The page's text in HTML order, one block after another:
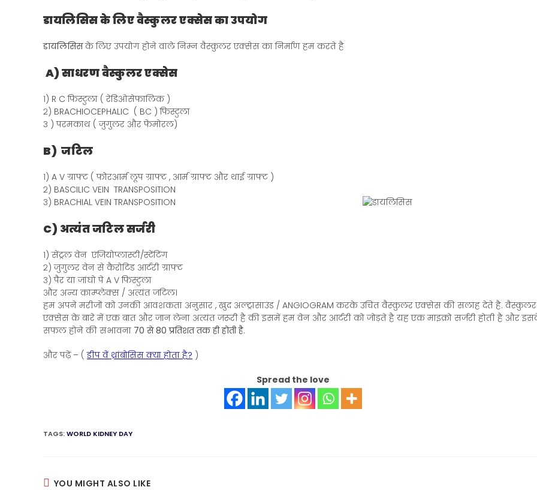
डायलिसिस के लिए वैस्कुलर एक्सेस का उपयोग
डायलिसिसके लिए उपयोग होने वाले निम्न वैस्कुलर एक्सेस का निर्माण हम करते है
A) साधरण वैस्कुलर एक्सेस
१) R C फिस्टुला ( रेडिओसेफालिक )
२) BRACHIOCEPHALIC ( BC ) फिस्टुला
३ ) परमकाथ ( जुगुलर और फेमोरल)
B) जटिल
१) A V ग्राफ्ट ( फोरआर्म लूप ग्राफ्ट , आर्म ग्राफ्ट और थाई ग्राफ्ट )
२) BASCILIC VEIN TRANSPOSITION
३) BRACHIAL VEIN TRANSPOSITION
C) अत्यंत जटिल सर्जरी
१) सेंट्रल वेन एंजियोप्लास्टी/स्टेंटिंग
२) जुगुलर वेन से कैरोटिड आर्टरी ग्राफ्ट
३) पैर या जांघो पे A V फिस्टुला
और अन्य काम्प्लेक्स / अत्यंत जटिल।
हम अपने मरीजों को उनकी आवशकता अनुसार , खुद अल्ट्रासाउंड / ANGIOGRAM करके उचित वैस्कुलर एक्सेस की सलाह देते है. वैस्कुलर
एक्सेस के बारे में एक बात और जान लेना अत्यंत जरूरी है की इसमें हम वेन और आर्टरी को जोड़ते है यह एक माइक्रो सर्जरी होती है और
सफल होने की संभावना 70 से 80 प्रतिशत तक ही होती है.
और पढ़ें – (डीप वें थ्रांबोसिस क्या होता है? )
Spread the love
TAGS:WORLD KIDNEY DAY
YOU MIGHT ALSO LIKE